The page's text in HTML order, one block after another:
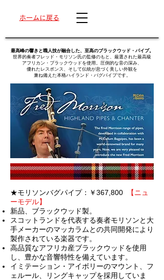
ホームに戻る
最高峰の響きと職人技が融合した、至高のブラックウッド・パイプ。
世界的奏者フレッド・モリソン氏の監修のもと、厳選された最高級
アフリカン・ブラックウッドを使用。圧倒的な音の深み、
優れたレスポンス、そして伝統が息づく美しい外観を
兼ね備えた本格ハイランド・バグパイプです。
★モリソンバグパイプ：￥367,800
【ニュ
ーモデル】
新品、 ブラックウッド製。
スコットランドを代表する奏者モリソンと大
手メーカーのマッカラムとの共同開発により
製作されている楽器です。
高品質なアフリカ産ブラックウッドを使用
し、豊かな音響特性を備えています。
イミテーション・アイボリーのマウント、フ
ェルール、リングキャップを採用していま